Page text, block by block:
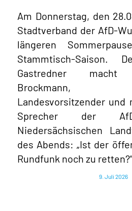
Am Donnerstag, den
Stadtverband der AfD-
längeren
Stammtisch-Saison.
Gastredner macht
Brockmann,
Landesvorsitzender und
Sprecher der
Niedersächsischen
des Abends: „Ist der
Rundfunk noch zu
9. Juli 2026